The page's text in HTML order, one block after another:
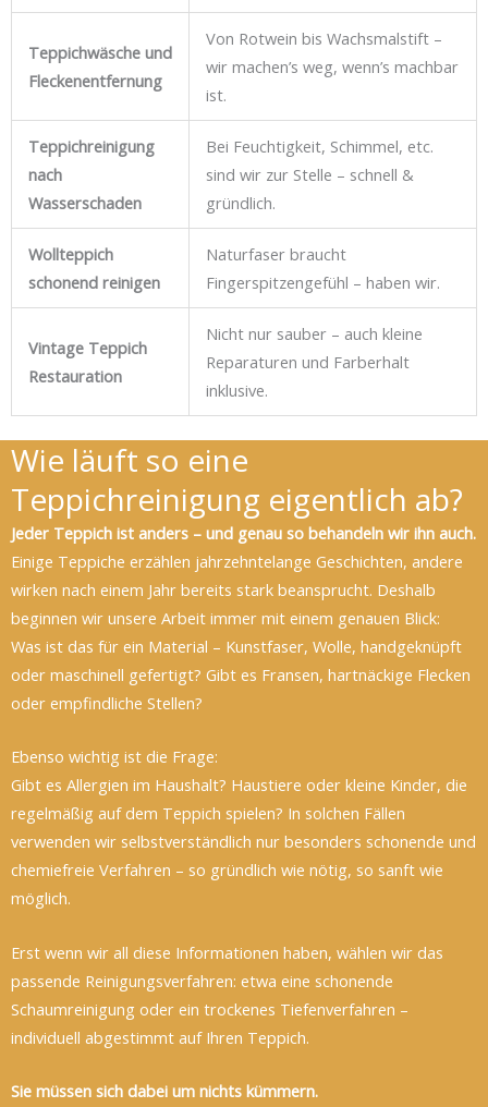
Teppichwäsche und
Fleckenentfernung
Von Rotwein bis Wachsmalstift –
wir machen’s weg, wenn’s machbar
ist.
Teppichreinigung
nach
Wasserschaden
Bei Feuchtigkeit, Schimmel, etc.
sind wir zur Stelle – schnell &
gründlich.
Wollteppich
schonend reinigen
Naturfaser braucht
Fingerspitzengefühl – haben wir.
Vintage Teppich
Restauration
Nicht nur sauber – auch kleine
Reparaturen und Farberhalt
inklusive.
Wie läuft so eine
Teppichreinigung eigentlich ab?
Jeder Teppich ist anders – und genau so behandeln wir ihn auch.
Einige Teppiche erzählen jahrzehntelange Geschichten, andere
wirken nach einem Jahr bereits stark beansprucht. Deshalb
beginnen wir unsere Arbeit immer mit einem genauen Blick:
Was ist das für ein Material – Kunstfaser, Wolle, handgeknüpft
oder maschinell gefertigt? Gibt es Fransen, hartnäckige Flecken
oder empfindliche Stellen?
Ebenso wichtig ist die Frage:
Gibt es Allergien im Haushalt? Haustiere oder kleine Kinder, die
regelmäßig auf dem Teppich spielen? In solchen Fällen
verwenden wir selbstverständlich nur besonders schonende und
chemiefreie Verfahren – so gründlich wie nötig, so sanft wie
möglich.
Erst wenn wir all diese Informationen haben, wählen wir das
passende Reinigungsverfahren: etwa eine schonende
Schaumreinigung oder ein trockenes Tiefenverfahren –
individuell abgestimmt auf Ihren Teppich.
Sie müssen sich dabei um nichts kümmern.